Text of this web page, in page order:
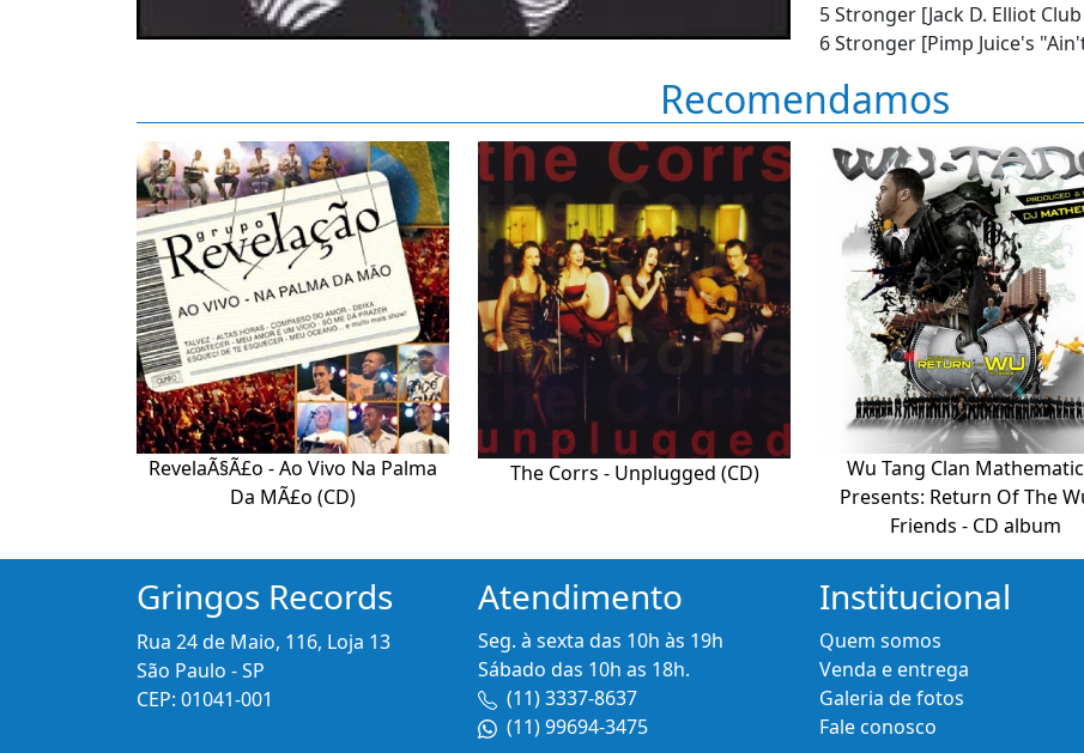
5 Stronger [Jack D. Elliot
6 Stronger [Pimp Juice's
Recomendamos
RevelaÃ§Ã£o - Ao Vivo Na Palma
Da MÃ£o (CD)
The Corrs - Unplugged (CD)
Wu Tang Clan
Presents: Return Of The
Friends - CD album
Gringos Records
Rua 24 de Maio, 116, Loja 13
São Paulo - SP
CEP: 01041-001
Atendimento
Seg. à sexta das 10h às 19h
Sábado das 10h as 18h.
(11) 3337-8637
(11) 99694-3475
Institucional
Quem somos
Venda e entrega
Galeria de fotos
Fale conosco